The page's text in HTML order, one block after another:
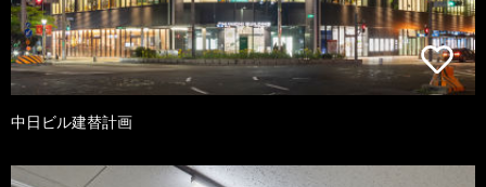
中日ビル建替計画